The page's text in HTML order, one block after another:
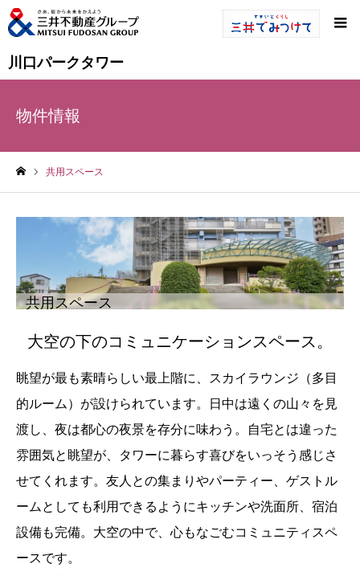
川口パークタワー
物件情報
共用スペース
共用スペース
大空の下のコミュニケーションスペース。
眺望が最も素晴らしい最上階に、スカイラウンジ（多目
的ルーム）が設けられています。日中は遠くの山々を見
渡し、夜は都心の夜景を存分に味わう。自宅とは違った
雰囲気と眺望が、タワーに暮らす喜びをいっそう感じさ
せてくれます。友人との集まりやパーティー、ゲストル
ームとしても利用できるようにキッチンや洗面所、宿泊
設備も完備。大空の中で、心もなごむコミュニティスペ
ースです。